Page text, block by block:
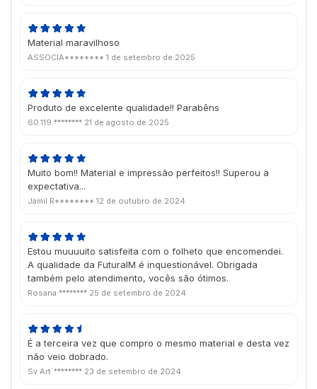
Material maravilhoso
ASSOCIA******** 1 de setembro de 2025
Produto de excelente qualidade!! Parabêns
60.119.******** 21 de agosto de 2025
Muito bom!! Material e impressão perfeitos!! Superou a
expectativa...
Jamil R******** 12 de outubro de 2024
Estou muuuuito satisfeita com o folheto que encomendei.
A qualidade da FuturaIM é inquestionável. Obrigada
também pelo atendimento, vocês são ótimos.
Rosana ******** 25 de setembro de 2024
É a terceira vez que compro o mesmo material e desta vez
não veio dobrado.
Sv Art´******** 23 de setembro de 2024